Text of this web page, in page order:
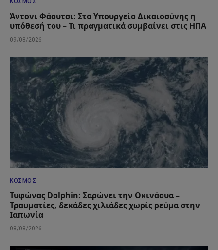
Άντονι Φάουτσι: Στο Υπουργείο Δικαιοσύνης η
υπόθεσή του – Τι πραγματικά συμβαίνει στις ΗΠΑ
09/08/2026
ΚΌΣΜΟΣ
Τυφώνας Dolphin: Σαρώνει την Οκινάουα –
Τραυματίες, δεκάδες χιλιάδες χωρίς ρεύμα στην
Ιαπωνία
08/08/2026